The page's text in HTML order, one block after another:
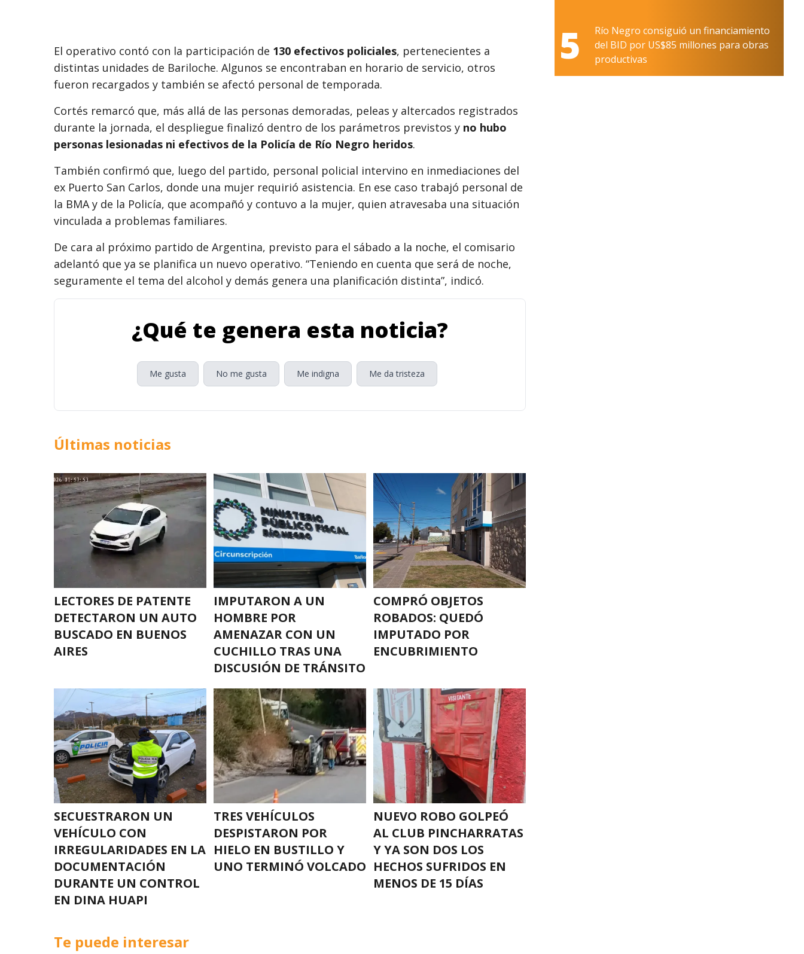
El operativo contó con la participación de 130 efectivos policiales, pertenecientes a
distintas unidades de Bariloche. Algunos se encontraban en horario de servicio, otros
fueron recargados y también se afectó personal de temporada.
Cortés remarcó que, más allá de las personas demoradas, peleas y altercados registrados
durante la jornada, el despliegue finalizó dentro de los parámetros previstos y no hubo
personas lesionadas ni efectivos de la Policía de Río Negro heridos.
También confirmó que, luego del partido, personal policial intervino en inmediaciones del
ex Puerto San Carlos, donde una mujer requirió asistencia. En ese caso trabajó personal de
la BMA y de la Policía, que acompañó y contuvo a la mujer, quien atravesaba una situación
vinculada a problemas familiares.
De cara al próximo partido de Argentina, previsto para el sábado a la noche, el comisario
adelantó que ya se planifica un nuevo operativo. “Teniendo en cuenta que será de noche,
seguramente el tema del alcohol y demás genera una planificación distinta”, indicó.
¿Qué te genera esta noticia?
Me gusta No me gusta Me indigna Me da tristeza
Últimas noticias
LECTORES DE PATENTE
DETECTARON UN AUTO
BUSCADO EN BUENOS
AIRES
IMPUTARON A UN
HOMBRE POR
AMENAZAR CON UN
CUCHILLO TRAS UNA
DISCUSIÓN DE TRÁNSITO
COMPRÓ OBJETOS
ROBADOS: QUEDÓ
IMPUTADO POR
ENCUBRIMIENTO
SECUESTRARON UN
VEHÍCULO CON
IRREGULARIDADES EN LA
DOCUMENTACIÓN
DURANTE UN CONTROL
EN DINA HUAPI
TRES VEHÍCULOS
DESPISTARON POR
HIELO EN BUSTILLO Y
UNO TERMINÓ VOLCADO
NUEVO ROBO GOLPEÓ
AL CLUB PINCHARRATAS
Y YA SON DOS LOS
HECHOS SUFRIDOS EN
MENOS DE 15 DÍAS
Te puede interesar
5
Río Negro consiguió un financiamiento
del BID por US$85 millones para obras
productivas